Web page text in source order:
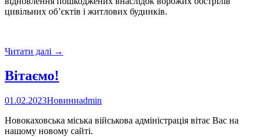
цивільних об’єктів і житлових будинків.
Читати далі В
села
Новокаховської
привезли
матеріали
→
Вітаємо!
01.02.2023Новиниadmin
Новокаховська міська військова адміністрація вітає Вас на
нашому новому сайті.